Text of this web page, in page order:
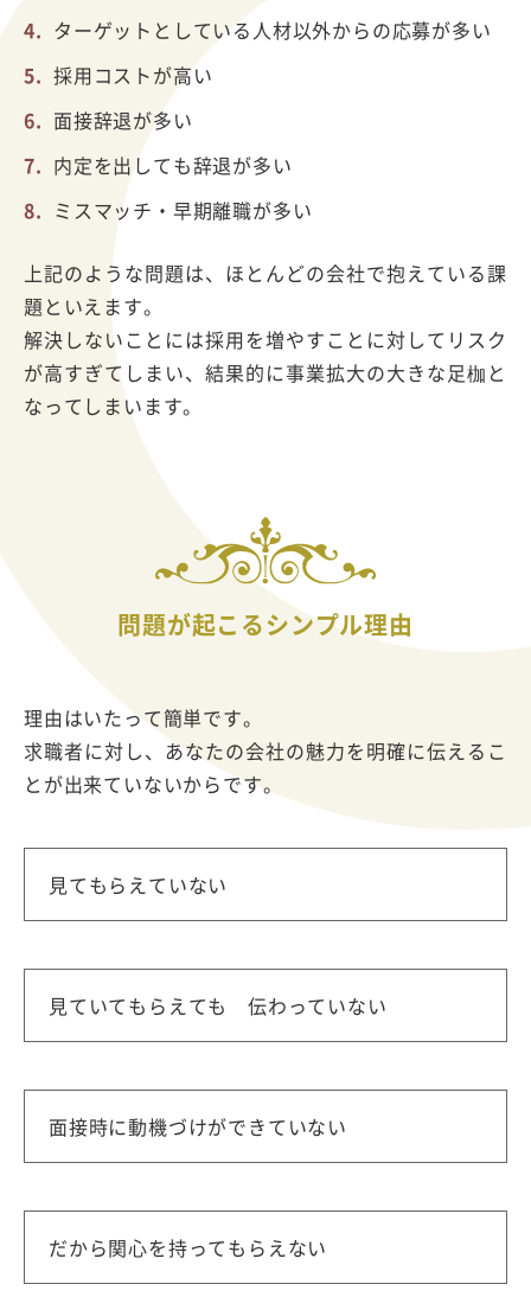
ターゲットとしている人材以外からの応募が多い
採用コストが高い
面接辞退が多い
内定を出しても辞退が多い
ミスマッチ・早期離職が多い
上記のような問題は、ほとんどの会社で抱えている課
題といえます。
解決しないことには採用を増やすことに対してリスク
が高すぎてしまい、結果的に事業拡大の大きな足枷と
なってしまいます。
問題が起こるシンプル理由
理由はいたって簡単です。
求職者に対し、あなたの会社の魅力を明確に伝えるこ
とが出来ていないからです。
見てもらえていない
見ていてもらえても 伝わっていない
面接時に動機づけができていない
だから関心を持ってもらえない